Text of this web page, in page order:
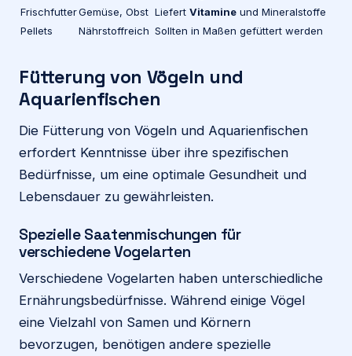
FrischfutterGemüse, Obst Liefert Vitamine und Mineralstoffe
Pellets
Nährstoffreich Sollten in Maßen gefüttert werden
Fütterung von Vögeln und
Aquarienfischen
Die Fütterung von Vögeln und Aquarienfischen
erfordert Kenntnisse über ihre spezifischen
Bedürfnisse, um eine optimale Gesundheit und
Lebensdauer zu gewährleisten.
Spezielle Saatenmischungen für
verschiedene Vogelarten
Verschiedene Vogelarten haben unterschiedliche
Ernährungsbedürfnisse. Während einige Vögel
eine Vielzahl von Samen und Körnern
bevorzugen, benötigen andere spezielle